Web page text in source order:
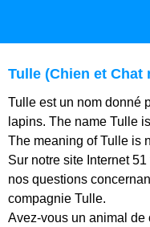
Tulle (Chien et Chat
Tulle est un nom donné
lapins. The name Tulle
The meaning of Tulle is
Sur notre site Internet
nos questions
compagnie Tulle.
Avez-vous un animal de